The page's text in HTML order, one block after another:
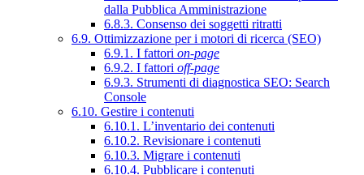
dalla Pubblica Amministrazione
6.8.3. Consenso dei soggetti ritratti
6.9. Ottimizzazione per i motori di ricerca (SEO)
6.9.1. I fattori on-page
6.9.2. I fattori off-page
6.9.3. Strumenti di diagnostica SEO: Search
Console
6.10. Gestire i contenuti
6.10.1. L’inventario dei contenuti
6.10.2. Revisionare i contenuti
6.10.3. Migrare i contenuti
6.10.4. Pubblicare i contenuti